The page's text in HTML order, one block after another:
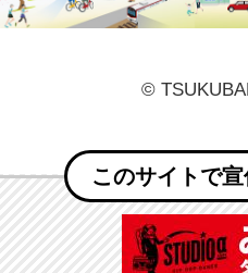
©
このサイトで